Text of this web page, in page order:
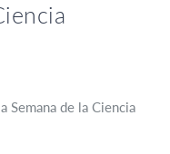
Semana de la Ciencia